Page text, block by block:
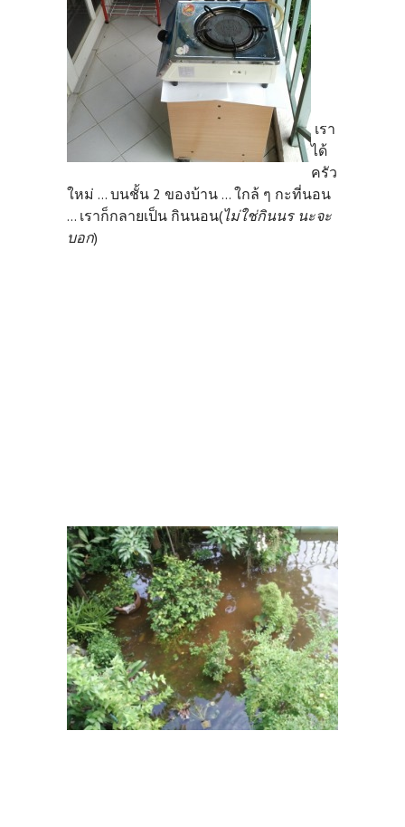
เรา
ได้
ครัว
ใหม่ ... บนชั้น 2 ของบ้าน ... ใกล้ ๆ กะที่นอน
... เราก็กลายเป็น กินนอน(ไม่ใช่กินนร นะจะ
บอก)